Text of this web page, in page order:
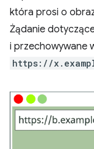
która prosi o
Żądanie
i przechowywane
https://